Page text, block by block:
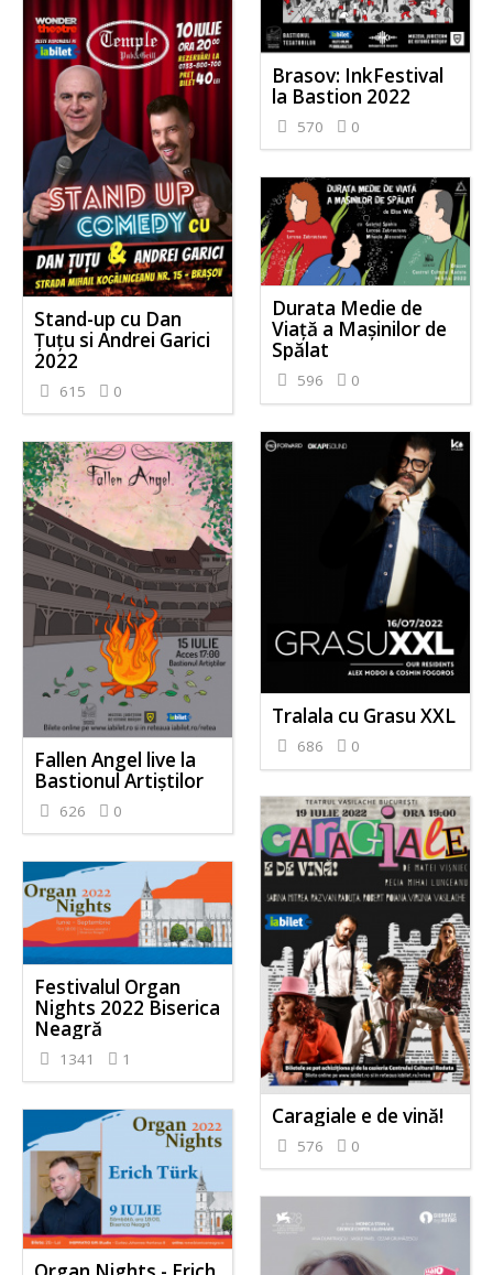
Brasov: InkFestival
la Bastion 2022
570 0
Stand-up cu Dan
Țuțu si Andrei Garici
2022
615 0
Durata Medie de
Viață a Mașinilor de
Spălat
596 0
Tralala cu Grasu XXL
686 0
Fallen Angel live la
Bastionul Artiștilor
626 0
Caragiale e de vină!
576 0
Festivalul Organ
Nights 2022 Biserica
Neagră
1341 1